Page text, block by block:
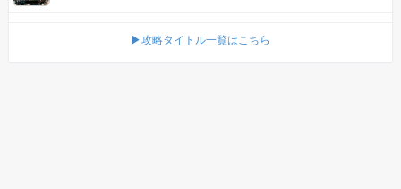
▶攻略タイトル一覧はこちら